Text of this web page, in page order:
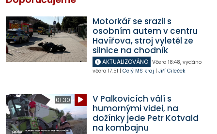
Motorkář se srazil s
osobním autem v centru
Havířova, stroj vyletěl ze
silnice na chodník
AKTUALIZOVÁNO Včera 18:48, vydáno
včera 17:51 | Celý MS kraj | Jiří Cileček
01:30
V Palkovicích válí s
humornými videi, na
dožínky jede Petr Kotvald
na kombajnu